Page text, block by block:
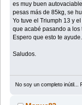
es muy buen
pesas más de 85kg, se
Yo tuve el Triumph 13 y
que acabé pasando a los
Espero que esto te ayude.
Saludos.
No soy un completo inútil...